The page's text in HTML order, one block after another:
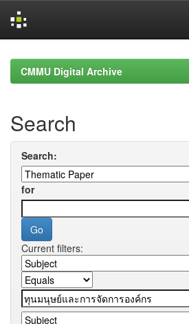
navigationCMMU Digital Archive
Search
Search:
for
Current filters: